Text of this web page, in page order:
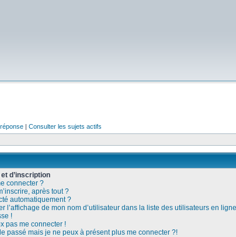
| Consulter les sujets actifs
d’inscription
connecter ?
après tout ?
automatiquement ?
l’affichage de mon nom d’utilisateur dans la liste des utilisateurs en
!
pas me connecter !
passé mais je ne peux à présent plus me connecter ?!